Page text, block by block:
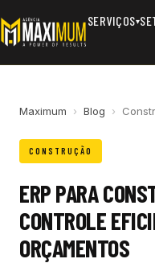
SERVIÇOS▾
Maximum › Blog ›
CONSTRUÇÃO
ERP PARA
CONTROLE
ORÇAMENTOS